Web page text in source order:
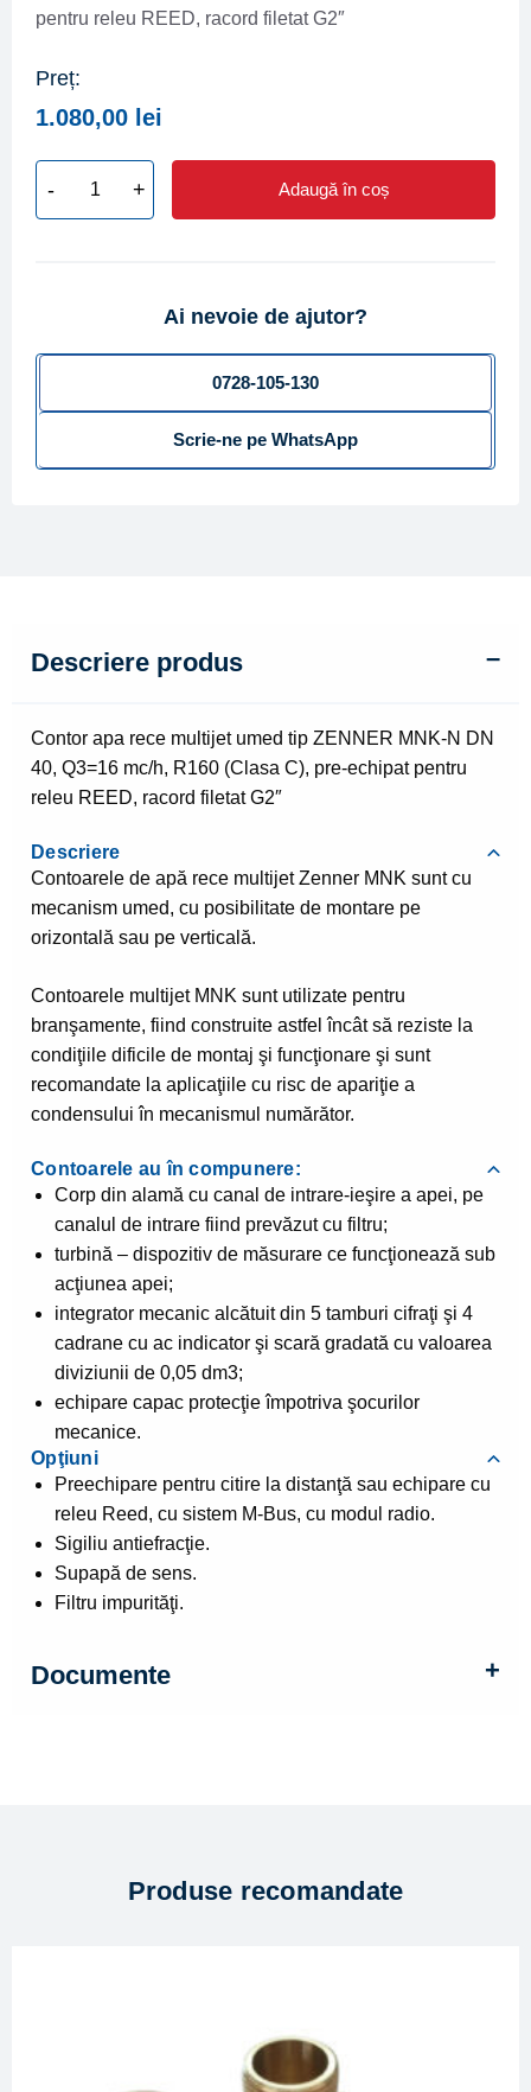
pentru releu REED, racord filetat G2″
Preț:
1.080,00 lei
-
Cantitate
umed
ZENNER
N
+ Adaugă în coș
Ai nevoie de ajutor?
0728-105-130
Scrie-ne pe WhatsApp
Descriere produs
Contor apa rece multijet umed tip ZENNER MNK-N DN
40, Q3=16 mc/h, R160 (Clasa C), pre-echipat pentru
releu REED, racord filetat G2″
Descriere
Contoarele de apă rece multijet Zenner MNK sunt cu
mecanism umed, cu posibilitate de montare pe
orizontală sau pe verticală.
Contoarele multijet MNK sunt utilizate pentru
branşamente, fiind construite astfel încât să reziste la
condiţiile dificile de montaj şi funcţionare şi sunt
recomandate la aplicaţiile cu risc de apariţie a
condensului în mecanismul numărător.
Contoarele au în compunere:
Corp din alamă cu canal de intrare-ieşire a apei, pe
canalul de intrare fiind prevăzut cu filtru;
turbină – dispozitiv de măsurare ce funcţionează sub
acţiunea apei;
integrator mecanic alcătuit din 5 tamburi cifraţi şi 4
cadrane cu ac indicator şi scară gradată cu valoarea
diviziunii de 0,05 dm3;
echipare capac protecţie împotriva şocurilor
mecanice.
Opţiuni
Preechipare pentru citire la distanţă sau echipare cu
releu Reed, cu sistem M-Bus, cu modul radio.
Sigiliu antiefracţie.
Supapă de sens.
Filtru impurităţi.
Documente
Produse recomandate